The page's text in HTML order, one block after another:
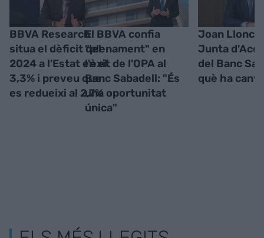
BBVA Research
situa el dèficit del
2024 a l'Estat en el
3,3% i preveu que
es redueixi al 2,7%
El BBVA confia
"plenament" en
l'èxit de l'OPA al
Banc Sabadell: "És
una oportunitat
única"
Joan Llonch
Junta
del Banc
què ha